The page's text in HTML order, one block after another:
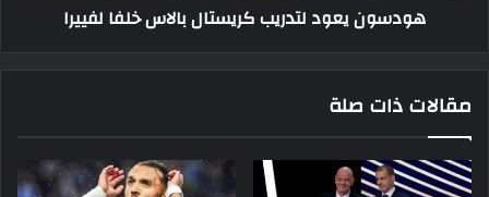
هودسون يعود لتدريب كريستال بالاس خلفا لفييرا
مقالات ذات صلة